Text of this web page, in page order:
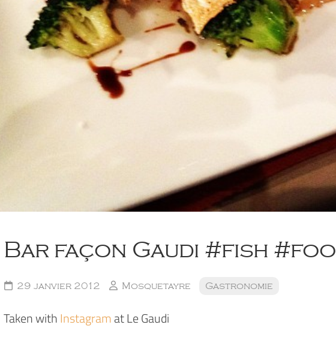
Bar façon Gaudi #fish
29 janvier 2012 Mosquetayre Gastronomie
Taken withInstagramat Le Gaudi